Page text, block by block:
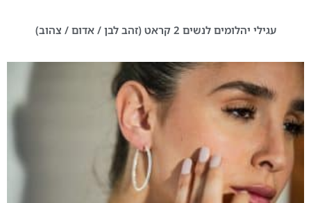
עגילי יהלומים לנשים 2 קראט (זהב לבן / אדום / צהוב)